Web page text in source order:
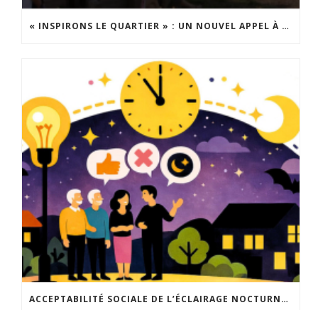
« INSPIRONS LE QUARTIER » : UN NOUVEL APPEL À PROJETS EST LANCÉ !
ACCEPTABILITÉ SOCIALE DE L’ÉCLAIRAGE NOCTURNE : LE REPLAY EST DISPONIBLE